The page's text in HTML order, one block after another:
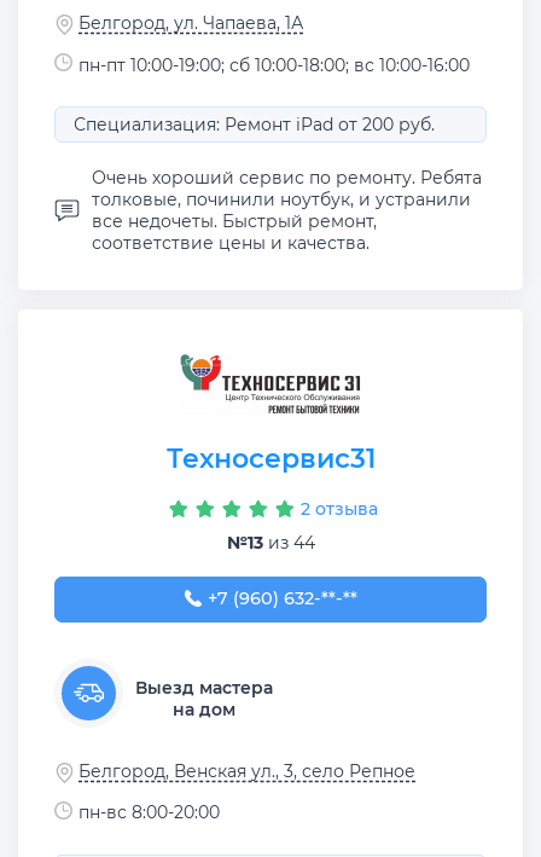
Белгород, ул. Чапаева, 1А
пн-пт 10:00-19:00; сб 10:00-18:00; вс 10:00-16:00
Специализация: Ремонт iPad от 200 руб.
Очень хороший сервис по ремонту. Ребята
толковые, починили ноутбук, и устранили
все недочеты. Быстрый ремонт,
соответствие цены и качества.
Техносервис31
2 отзыва
№13из 44
+7 (960) 632-51-21
+7 (960) 632-**-**
Выезд мастера
на дом
Белгород, Венская ул., 3, село Репное
пн-вс 8:00-20:00